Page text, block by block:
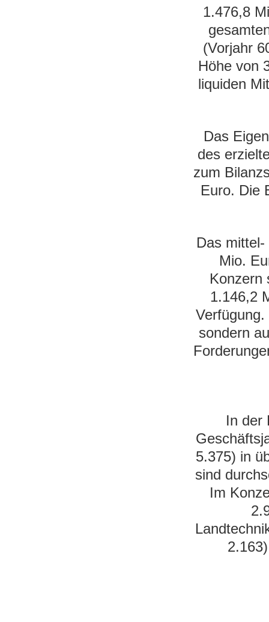
1.476,8
(Vorjahr
Höhe von
liquiden
Das
des
zum
Euro. Die
Das
Mio.
Konzern
1.146,2
sondern
In der
5.375) in
sind
Im